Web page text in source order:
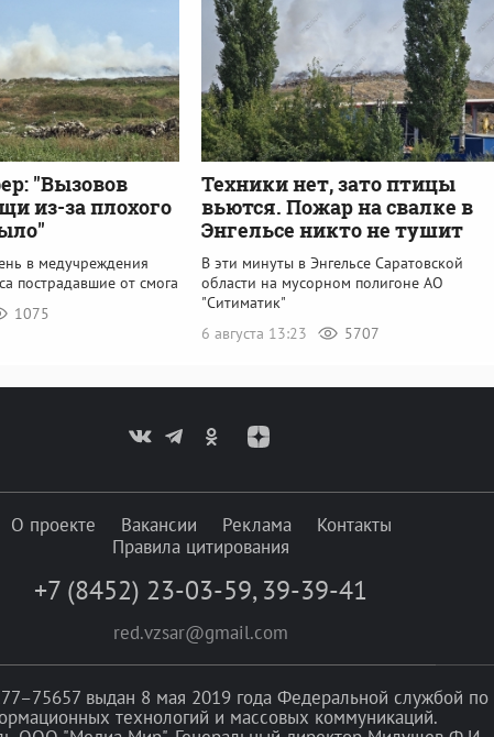
"Вызовов
из-за плохого
в медучреждения
пострадавшие от смога
1075
Техники нет, зато птицы
вьются. Пожар на свалке в
Энгельсе никто не тушит
В эти минуты в Энгельсе Саратовской
области на мусорном полигоне АО
"Ситиматик"
6 августа 13:23
5707
О проекте Вакансии Реклама
Контакты
Правила цитирования
+7 (8452) 23-03-59, 39-39-41
red.vzsar@gmail.com
выдан 8 мая 2019 года Федеральной службой по
технологий и массовых коммуникаций.